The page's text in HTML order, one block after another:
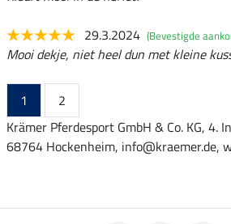
29.3.2024 (Bevestigde
Mooi dekje, niet heel dun met kleine
1
2
Krämer Pferdesport GmbH & Co. KG, 4.
68764 Hockenheim, info@kraemer.de,